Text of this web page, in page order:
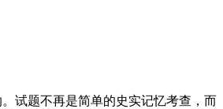
试题不再是简单的史实记忆考查，而